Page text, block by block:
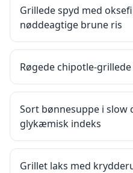
Grillede spyd med
nøddeagtige brune ris
Røgede chipotle-
Sort bønnesuppe i slow
glykæmisk indeks
Grillet laks med